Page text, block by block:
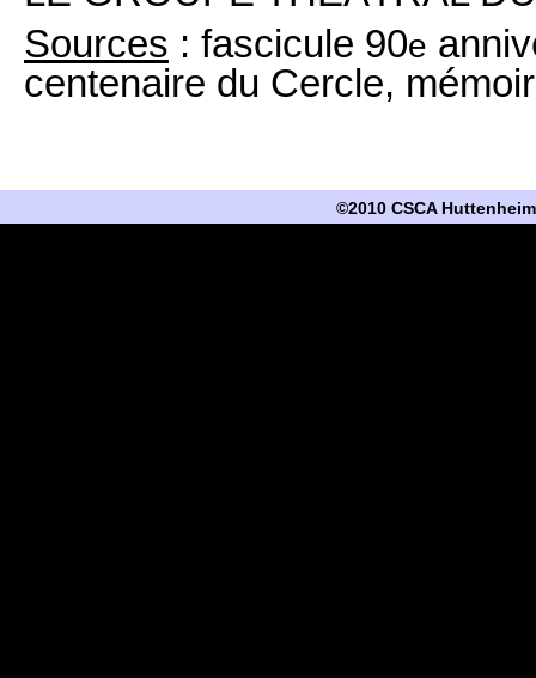
Sources : fascicule 90e
centenaire du Cercle,
©2010 CSCA